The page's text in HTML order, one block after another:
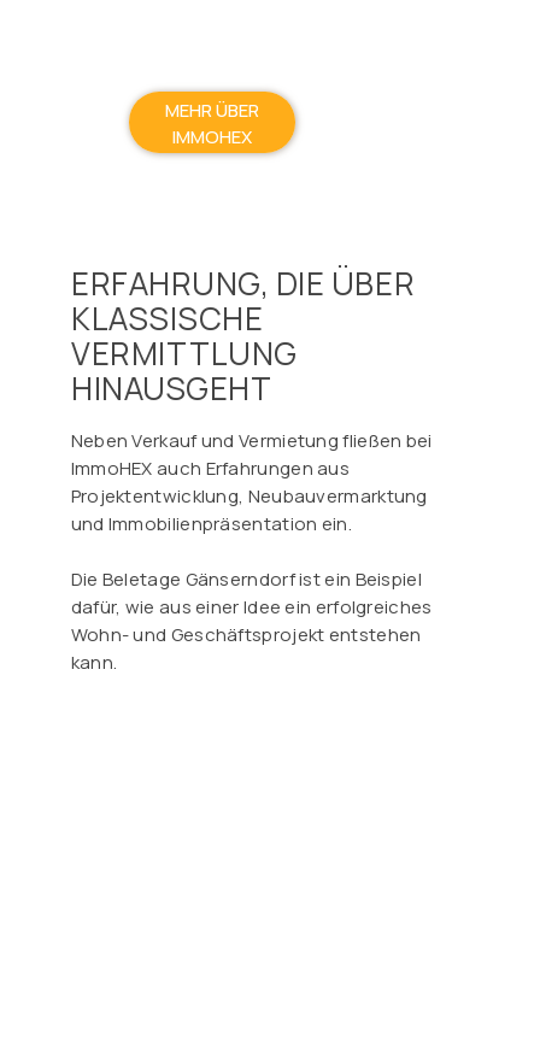
MEHR ÜBER
IMMOHEX
ERFAHRUNG, DIE ÜBER
KLASSISCHE
VERMITTLUNG
HINAUSGEHT
Neben Verkauf und Vermietung fließen bei
ImmoHEX auch Erfahrungen aus
Projektentwicklung, Neubauvermarktung
und Immobilienpräsentation ein.
Die Beletage Gänserndorf ist ein Beispiel
dafür, wie aus einer Idee ein erfolgreiches
Wohn- und Geschäftsprojekt entstehen
kann.